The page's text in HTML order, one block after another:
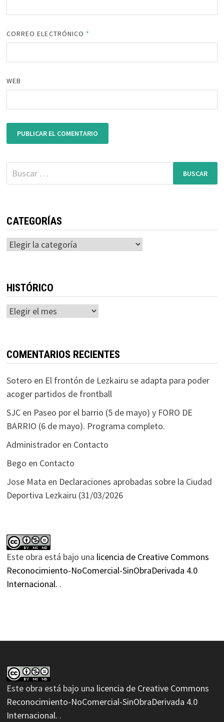
CORREO ELECTRÓNICO *
WEB
Buscar:
CATEGORÍAS
Categorías
HISTÓRICO
Histórico
COMENTARIOS RECIENTES
Sotero en El frontón de Lezkairu se adapta para poder
acoger partidos de frontball
SJCen Paseo por el barrio (5 de mayo) y FORO DE
BARRIO (6 de mayo). Programa completo.
Administradoren Contacto
Bego en Contacto
Jose Mata en Declaraciones aprobadas sobre la Ciudad
Deportiva Lezkairu (31/03/2026
Este obra está bajo una licencia de Creative Commons
Reconocimiento-NoComercial-SinObraDerivada 4.0
Internacional. .
Este obra está bajo una licencia de Creative Commons
Reconocimiento-NoComercial-SinObraDerivada 4.0
Internacional. .